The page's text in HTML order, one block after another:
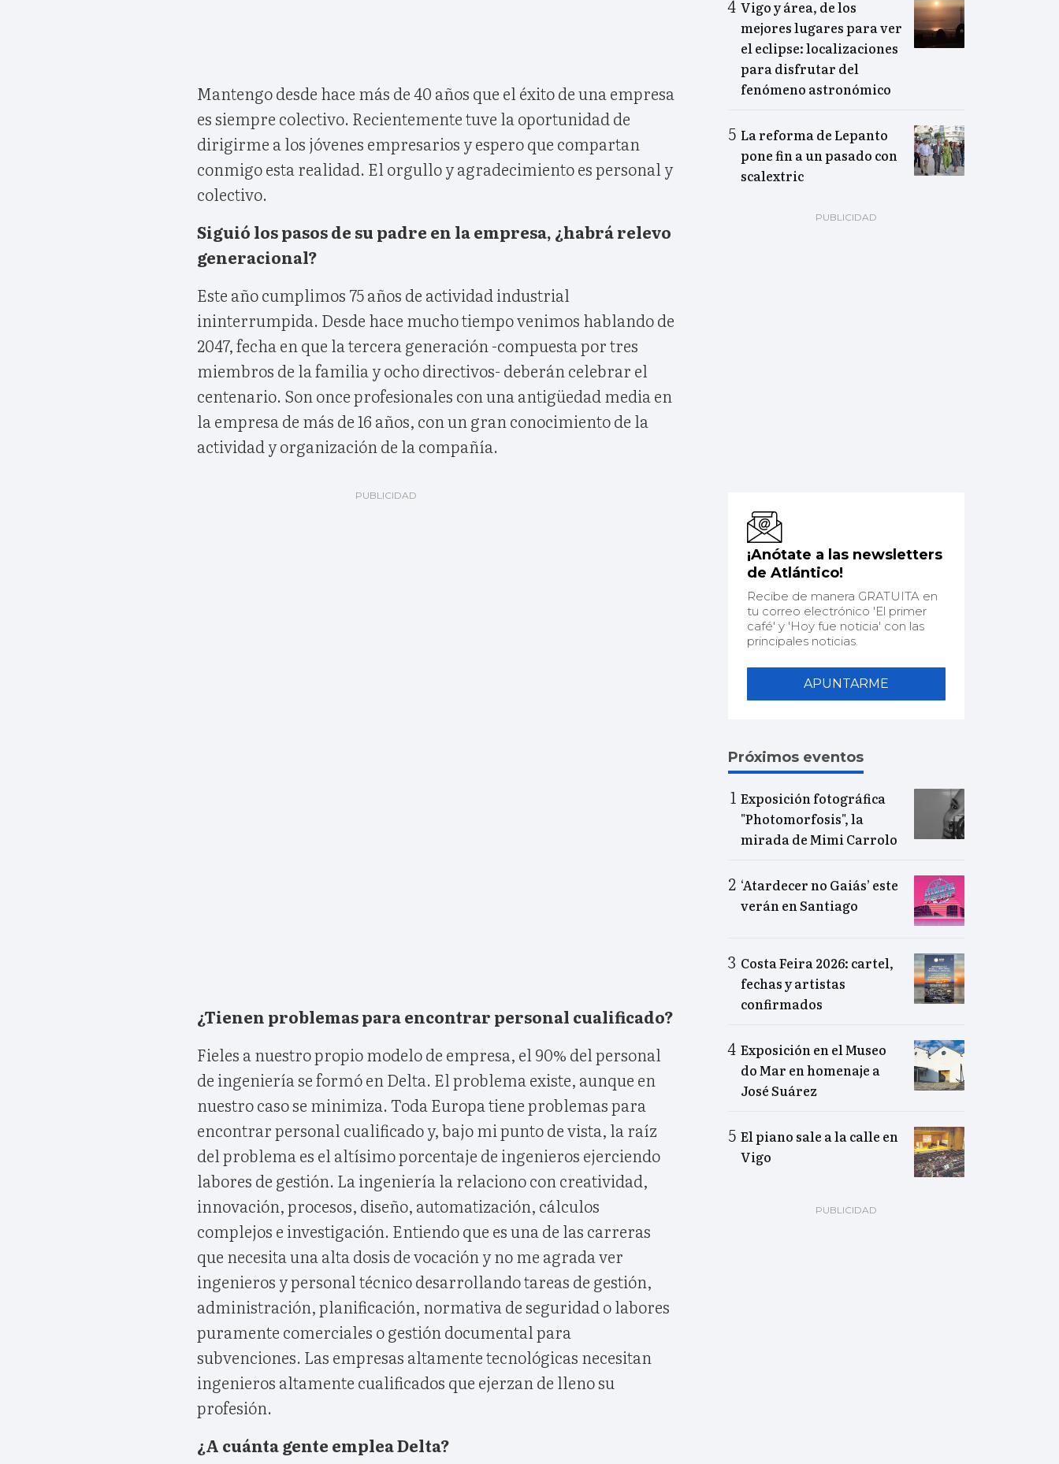
Mantengo desde hace más de 40 años que el éxito de una empresa
es siempre colectivo. Recientemente tuve la oportunidad de
dirigirme a los jóvenes empresarios y espero que compartan
conmigo esta realidad. El orgullo y agradecimiento es personal y
colectivo.
Siguió los pasos de su padre en la empresa, ¿habrá relevo
generacional?
Este año cumplimos 75 años de actividad industrial
ininterrumpida. Desde hace mucho tiempo venimos hablando de
2047, fecha en que la tercera generación -compuesta por tres
miembros de la familia y ocho directivos- deberán celebrar el
centenario. Son once profesionales con una antigüedad media en
la empresa de más de 16 años, con un gran conocimiento de la
actividad y organización de la compañía.
¿Tienen problemas para encontrar personal cualificado?
Fieles a nuestro propio modelo de empresa, el 90% del personal
de ingeniería se formó en Delta. El problema existe, aunque en
nuestro caso se minimiza. Toda Europa tiene problemas para
encontrar personal cualificado y, bajo mi punto de vista, la raíz
del problema es el altísimo porcentaje de ingenieros ejerciendo
labores de gestión. La ingeniería la relaciono con creatividad,
innovación, procesos, diseño, automatización, cálculos
complejos e investigación. Entiendo que es una de las carreras
que necesita una alta dosis de vocación y no me agrada ver
ingenieros y personal técnico desarrollando tareas de gestión,
administración, planificación, normativa de seguridad o labores
puramente comerciales o gestión documental para
subvenciones. Las empresas altamente tecnológicas necesitan
ingenieros altamente cualificados que ejerzan de lleno su
profesión.
¿A cuánta gente emplea Delta?
Vigo y área, de los
mejores lugares para ver
el eclipse: localizaciones
para disfrutar del
fenómeno astronómico
La reforma de Lepanto
pone fin a un pasado con
scalextric
¡Anótate a las newsletters
de Atlántico!
Recibe de manera GRATUITA en
tu correo electrónico 'El primer
café' y 'Hoy fue noticia' con las
principales noticias.
APUNTARME
Próximos eventos
Exposición fotográfica
"Photomorfosis", la
mirada de Mimi Carrolo
‘Atardecer no Gaiás’ este
verán en Santiago
Costa Feira 2026: cartel,
fechas y artistas
confirmados
Exposición en el Museo
do Mar en homenaje a
José Suárez
El piano sale a la calle en
Vigo